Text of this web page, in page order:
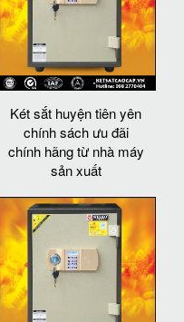
Két sắt huyện tiên yên
chính sách ưu đãi
chính hãng từ nhà máy
sản xuất